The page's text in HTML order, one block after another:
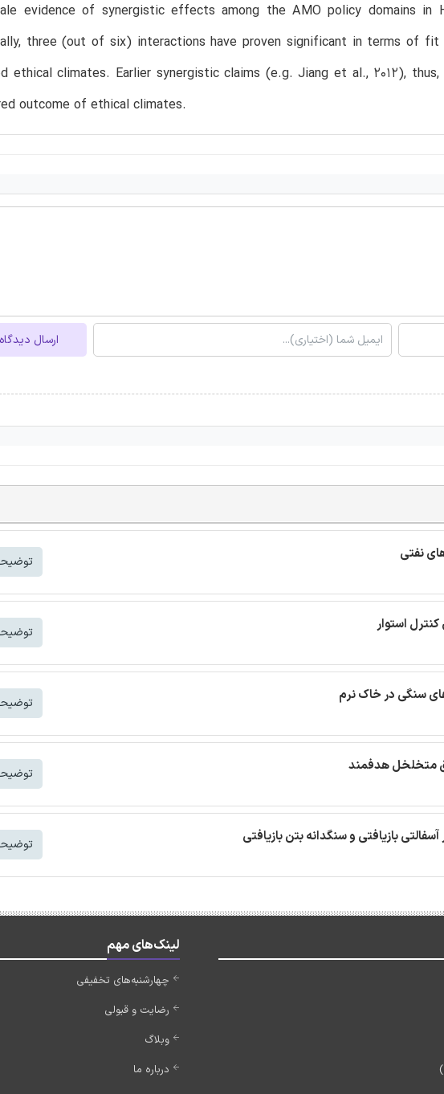
evidence of synergistic effects among the AMO policy domains in
three (out of six) interactions have proven significant in terms of
ethical climates. Earlier synergistic claims (e.g. Jiang et al., 2012),
outcome of ethical climates.
ارسال دیدگاه
نفتی
استوار
سنگی در خاک نرم
متخلخل هدفمند
بازیافتی و سنگدانه بتن بازیافتی
لینک‌های مهم
چهارشنبه‌های تخفیفی
رضایت و قبولی
وبلاگ
درباره ما